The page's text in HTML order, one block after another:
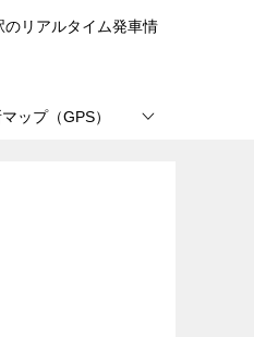
リアルタイム発車情
ップ（GPS）